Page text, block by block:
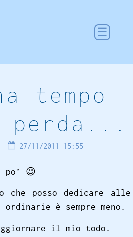
tempo
perda...
27/11/2011 15:55
po’ 😉
che posso dedicare alle
è sempre meno.
il mio todo.